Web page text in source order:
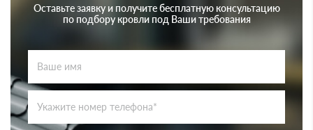
Оставьте заявку и получите бесплатную консультацию
по подбору кровли под Ваши требования